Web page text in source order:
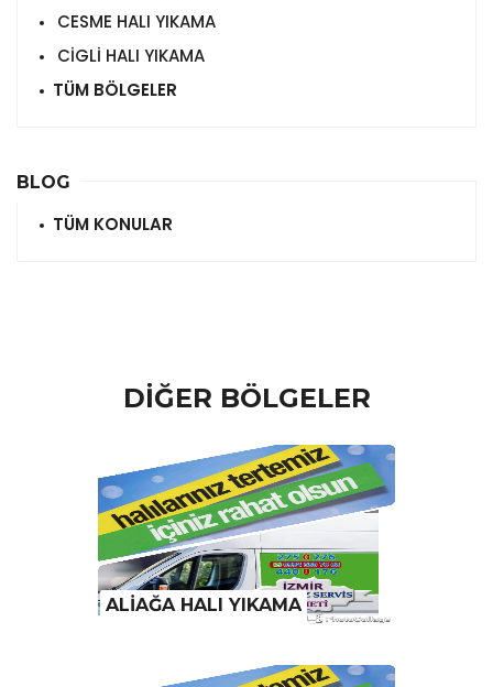
CESME HALI YIKAMA
CİGLİ HALI YIKAMA
TÜM BÖLGELER
BLOG
TÜM KONULAR
DİĞER BÖLGELER
ALİAĞA HALI YIKAMA